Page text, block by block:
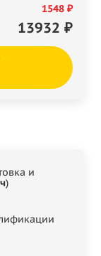
1548 ₽
13932 ₽
и
)